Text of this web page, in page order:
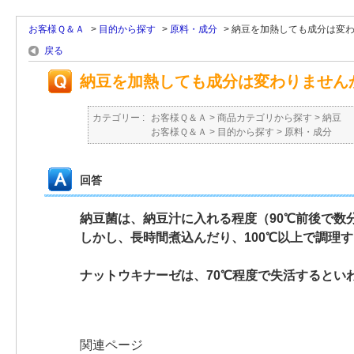
お客様Ｑ＆Ａ > 目的から探す > 原料・成分 > 納豆を加熱しても成分は変
戻る
納豆を加熱しても成分は変わりません
カテゴリー : お客様Ｑ＆Ａ > 商品カテゴリから探す > 納豆
お客様Ｑ＆Ａ > 目的から探す > 原料・成分
回答
納豆菌は、納豆汁に入れる程度（90℃前後で数
しかし、長時間煮込んだり、100℃以上で調理
ナットウキナーゼは、70℃程度で失活するとい
関連ページ